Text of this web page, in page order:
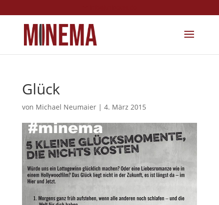
Glück
von Michael Neumaier| 4. März 2015